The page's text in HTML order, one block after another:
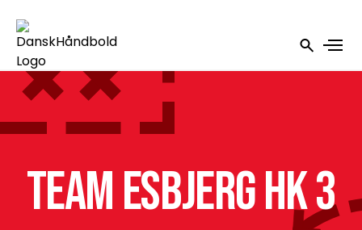
Team Esbjerg HK 3